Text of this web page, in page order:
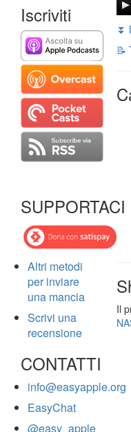
Iscriviti
SUPPORTACI
Altri metodi
per inviare
una mancia
Scrivi una
recensione
CONTATTI
info@easyapple.org
EasyChat
@easy_apple
⏬
📝
Il